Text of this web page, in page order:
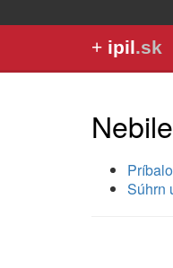
+ ipil.sk
Súhrn